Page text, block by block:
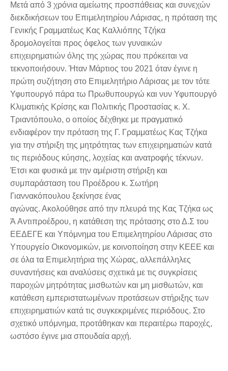
Μετά από 3 χρόνια αμείωτης προσπάθειας και συνεχών
διεκδικήσεων του Επιμελητηρίου Λάρισας, η πρόταση της
Γενικής Γραμματέως Κας Καλλιόπης Τζήκα
δρομολογείται προς όφελος των γυναικών
επιχειρηματιών όλης της χώρας που πρόκειται να
τεκνοποιήσουν. Ήταν Μάρτιος του 2021 όταν έγινε η
πρώτη συζήτηση στο Επιμελητήριο Λάρισας με τον τότε
Υφυπουργό πάρα τω Πρωθυπουργώ και νυν Υφυπουργό
Κλιματικής Κρίσης και Πολιτικής Προστασίας κ. Χ.
Τριαντόπουλο, ο οποίος δέχθηκε με πραγματικό
ενδιαφέρον την πρόταση της Γ. Γραμματέως Κας Τζήκα
για την στήριξη της μητρότητας των επιχειρηματιών κατά
τις περιόδους κύησης, λοχείας και ανατροφής τέκνων.
Έτσι και φυσικά με την αμέριστη στήριξη και
συμπαράσταση του Προέδρου κ. Σωτήρη
Γιαννακόπουλου ξεκίνησε ένας
αγώνας. Ακολούθησε από την πλευρά της Κας Τζήκα ως
Ά Αντιπροέδρου, η κατάθεση της πρότασης στο Δ.Σ του
ΕΕΔΕΓΕ και Υπόμνημα του Επιμελητηρίου Λάρισας στο
Υπουργείο Οικονομικών, με κοινοποίηση στην ΚΕΕΕ και
σε όλα τα Επιμελητήρια της Χώρας, αλλεπάλληλες
συναντήσεις και αναλύσεις σχετικά με τις συγκρίσεις
παροχών μητρότητας μισθωτών και μη μισθωτών, και
κατάθεση εμπεριστατωμένων προτάσεων στήριξης των
επιχειρηματιών κατά τις συγκεκριμένες περιόδους. Στο
σχετικό υπόμνημα, προτάθηκαν και περαιτέρω παροχές,
ωστόσο έγινε μια σπουδαία αρχή.